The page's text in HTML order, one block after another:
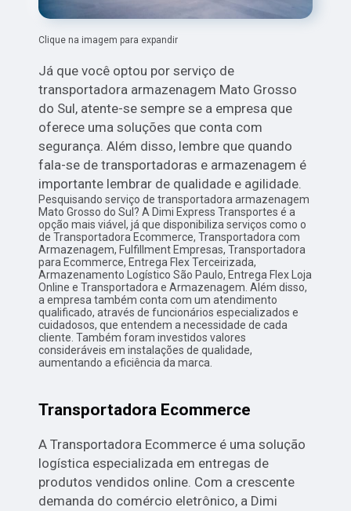
Clique na imagem para expandir
Já que você optou por serviço de
transportadora armazenagem Mato Grosso
do Sul, atente-se sempre se a empresa que
oferece uma soluções que conta com
segurança. Além disso, lembre que quando
fala-se de transportadoras e armazenagem é
importante lembrar de qualidade e agilidade.
Pesquisando serviço de transportadora armazenagem
Mato Grosso do Sul? A Dimi Express Transportes é a
opção mais viável, já que disponibiliza serviços como o
de Transportadora Ecommerce, Transportadora com
Armazenagem, Fulfillment Empresas, Transportadora
para Ecommerce, Entrega Flex Terceirizada,
Armazenamento Logístico São Paulo, Entrega Flex Loja
Online e Transportadora e Armazenagem. Além disso,
a empresa também conta com um atendimento
qualificado, através de funcionários especializados e
cuidadosos, que entendem a necessidade de cada
cliente. Também foram investidos valores
consideráveis em instalações de qualidade,
aumentando a eficiência da marca.
Transportadora Ecommerce
A Transportadora Ecommerce é uma solução
logística especializada em entregas de
produtos vendidos online. Com a crescente
demanda do comércio eletrônico, a Dimi